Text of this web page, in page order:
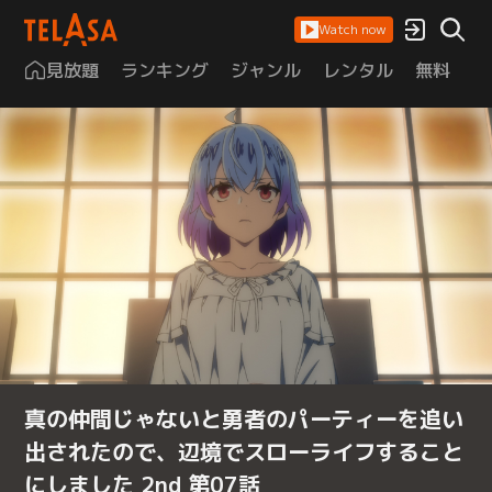
Watch now
見放題 ランキング ジャンル レンタル 無料
真の仲間じゃないと勇者のパーティーを追い
出されたので、辺境でスローライフすること
にしました 2nd 第07話